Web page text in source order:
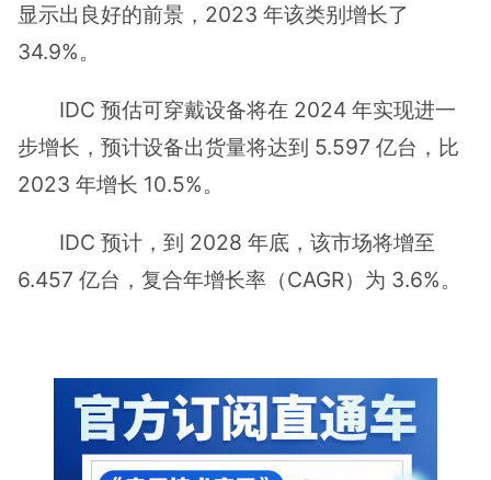
显示出良好的前景，2023 年该类别增长了
34.9%。
IDC 预估可穿戴设备将在 2024 年实现进一
步增长，预计设备出货量将达到 5.597 亿台，比
2023 年增长 10.5%。
IDC 预计，到 2028 年底，该市场将增至
6.457 亿台，复合年增长率（CAGR）为 3.6%。